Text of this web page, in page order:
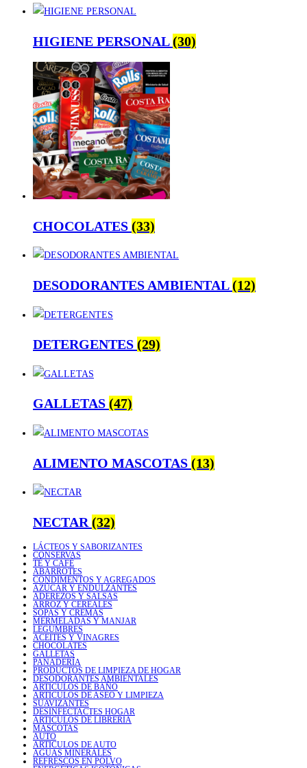
HIGIENE PERSONAL(30)
CHOCOLATES (33)
DESODORANTES AMBIENTAL(12)
DETERGENTES (29)
GALLETAS (47)
ALIMENTO MASCOTAS (13)
NECTAR (32)
LÁCTEOS Y SABORIZANTES
CONSERVAS
TÉ Y CAFÉ
ABARROTES
CONDIMENTOS Y AGREGADOS
AZÚCAR Y ENDULZANTES
ADEREZOS Y SALSAS
ARROZ Y CEREALES
SOPAS Y CREMAS
MERMELADAS Y MANJAR
LEGUMBRES
ACEITES Y VINAGRES
CHOCOLATES
GALLETAS
PANADERÍA
PRODUCTOS DE LIMPIEZA DE HOGAR
DESODORANTES AMBIENTALES
ARTICULOS DE BAÑO
ARTICULOS DE ASEO Y LIMPIEZA
SUAVIZANTES
DESINFECTACTES HOGAR
ARTICULOS DE LIBRERIA
MASCOTAS
AUTO
ARTICULOS DE AUTO
AGUAS MINERALES
REFRESCOS EN POLVO